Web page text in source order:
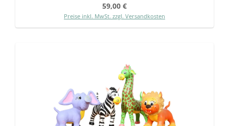
Regulärer Preis:
59,00 €
Preise inkl. MwSt. zzgl. Versandkosten